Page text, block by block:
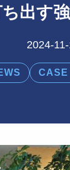
ち出す
2024-
CASE